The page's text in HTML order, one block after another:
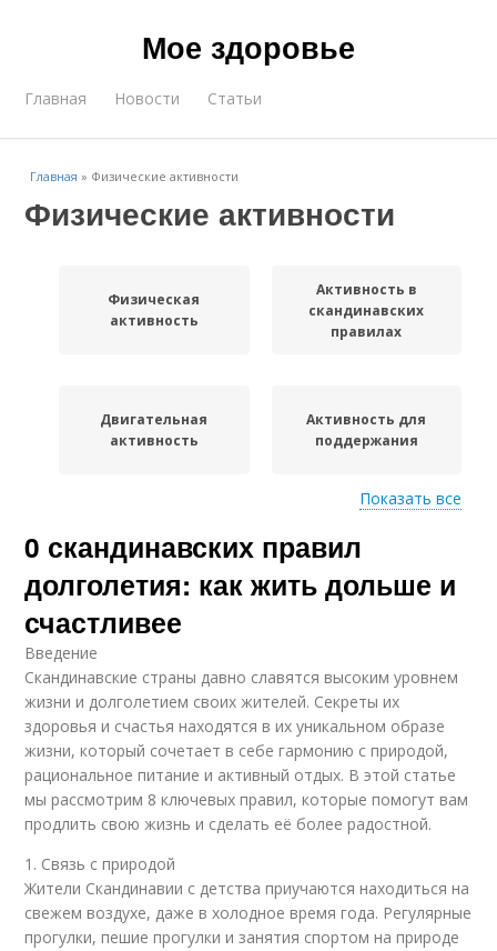
Мое здоровье
Главная Новости Статьи
Главная » Физические активности
Физические активности
Физическая
активность
Активность в
скандинавских
правилах
Двигательная
активность
Активность для
поддержания
Активность для
детей
Активность в
повседневной жизни
здоровье
упражнения
Показать все
0 скандинавских правил
долголетия: как жить дольше и
счастливее
Введение
Скандинавские страны давно славятся высоким уровнем
жизни и долголетием своих жителей. Секреты их
здоровья и счастья находятся в их уникальном образе
жизни, который сочетает в себе гармонию с природой,
рациональное питание и активный отдых. В этой статье
мы рассмотрим 8 ключевых правил, которые помогут вам
продлить свою жизнь и сделать её более радостной.
1. Связь с природой
Жители Скандинавии с детства приучаются находиться на
свежем воздухе, даже в холодное время года. Регулярные
прогулки, пешие прогулки и занятия спортом на природе